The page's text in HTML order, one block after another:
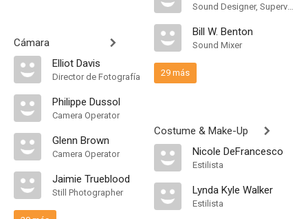
Cámara
Elliot Davis
Director de Fotografía
Philippe Dussol
Camera Operator
Glenn Brown
Camera Operator
Jaimie Trueblood
Still Photographer
Sound Designer, Supervising Sound Editor
Bill W. Benton
Sound Mixer
29 más
Costume & Make-Up
Nicole DeFrancesco
Estilista
Lynda Kyle Walker
Estilista